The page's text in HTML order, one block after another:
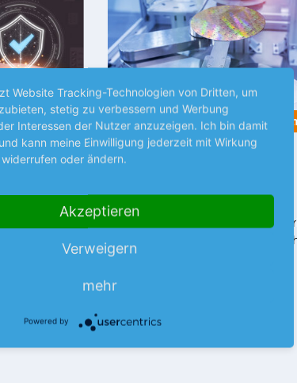
sieht
zu
NEUES AUS UNTERNEHMEN
Rekordauftrageingang
Beim Umsatz hinkt der
Ausrüster noch dem Vorjahr
baut aber auf einen Rekord-
News
Website Tracking-Technologien von Dritten, um
stetig zu verbessern und Werbung
Interessen der Nutzer anzuzeigen. Ich bin damit
kann meine Einwilligung jederzeit mit Wirkung
oder ändern.
Akzeptieren
Verweigern
mehr
Powered by